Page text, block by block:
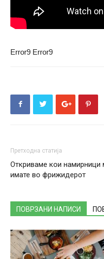
Error9 Error9
Претходна статија
Откриваме кои намирници
имате во фрижидерот
ПОВРЗАНИ НАПИСИ